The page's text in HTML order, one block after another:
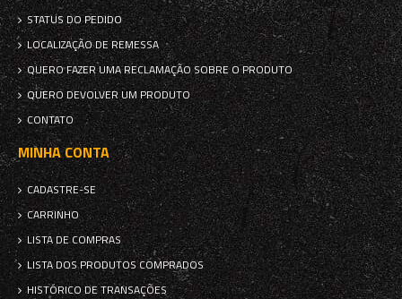
STATUS DO PEDIDO
LOCALIZAÇÃO DE REMESSA
QUERO FAZER UMA RECLAMAÇÃO SOBRE O PRODUTO
QUERO DEVOLVER UM PRODUTO
CONTATO
MINHA CONTA
CADASTRE-SE
CARRINHO
LISTA DE COMPRAS
LISTA DOS PRODUTOS COMPRADOS
HISTÓRICO DE TRANSAÇÕES